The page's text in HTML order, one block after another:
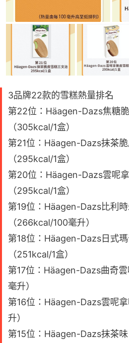
3品牌22款的雪糕熱量排名
第22位：Häagen-Dazs焦糖
（305kcal/1盒）
第21位：Häagen-Dazs抹茶
（295kcal/1盒）
第20位：Häagen-Dazs雲呢
（295kcal/1盒）
第19位：Häagen-Dazs比利
（266kcal/100毫升）
第18位：Häagen-Dazs日式
（251kcal/1盒）
第17位：Häagen-Dazs曲奇
毫升）
第16位：Häagen-Dazs雲呢
升）
第15位：Häagen-Dazs抹茶